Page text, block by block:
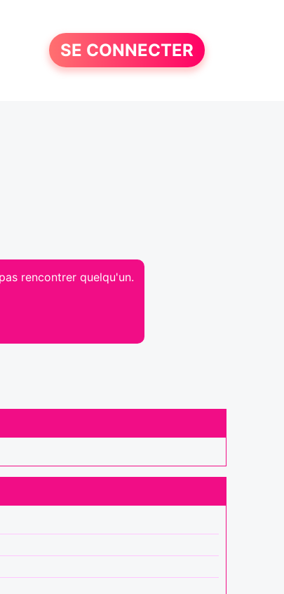
SE CONNECTER
rencontrer quelqu'un.